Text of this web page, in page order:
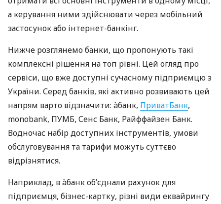
а керування ними здійснювати через мобільний
застосунок або інтернет-банкінг.
Нижче розглянемо банки, що пропонують такі
комплексні рішення на топ рівні. Цей огляд про
сервіси, що вже доступні сучасному підприємцю з
України. Серед банків, які активно розвивають цей
напрям варто відзначити: àбанк, ПриватБанк,
monobank, ПУМБ, Сенс Банк, Райффайзен Банк.
Водночас набір доступних інструментів, умови
обслуговування та тарифи можуть суттєво
відрізнятися.
Наприклад, в àбанк об’єднали рахунок для
підприємця, бізнес-картку, різні види еквайрингу